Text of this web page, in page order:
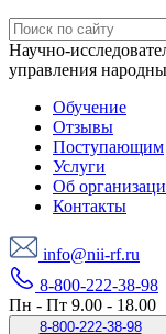
Научно-
управления
Обучение
Отзывы
Поступающим
Услуги
Об
Контакты
info@nii-rf.ru
8-800-222-38-98
Пн - Пт 9.00 - 18.00
8-800-222-38-98